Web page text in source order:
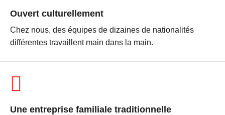
Ouvert culturellement
Chez nous, des équipes de dizaines de nationalités
différentes travaillent main dans la main.
Une entreprise familiale traditionnelle